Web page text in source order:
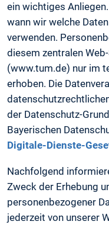
ein wichtiges
wann wir welche
verwenden.
diesem zentralen
(www.tum.de) nur im
erhoben. Die
der Datenschutz-
Bayerischen
Digitale-Dienste-
Nachfolgend
Zweck der Erhebung
personenbezogener
jederzeit von unserer